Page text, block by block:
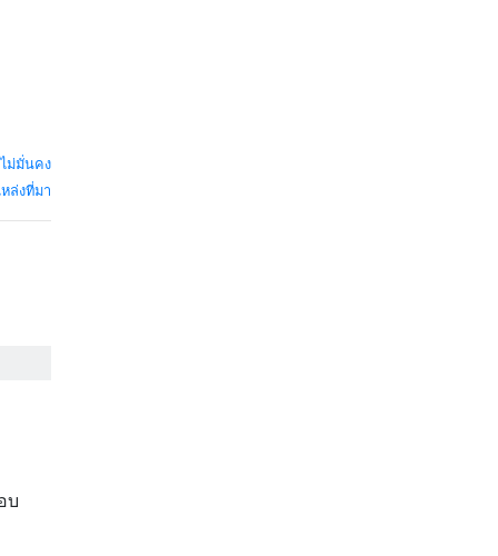
ม่มั่นคง
ล่งที่มา
บ